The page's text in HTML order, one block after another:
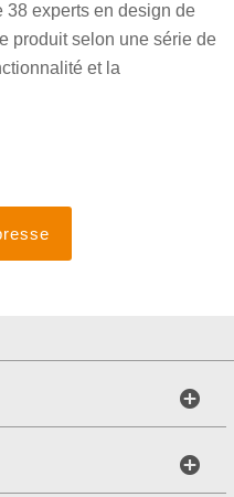
38 experts en design de
produit selon une série de
et la